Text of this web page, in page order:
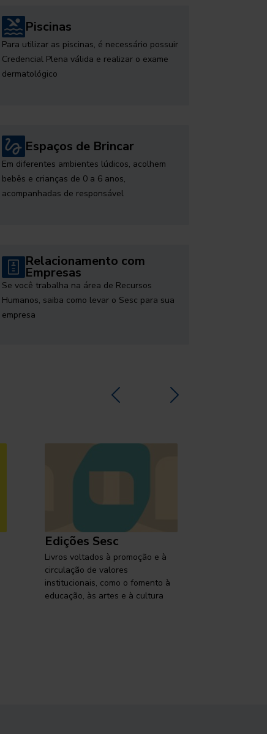
Piscinas
Para utilizar as piscinas, é necessário possuir
Credencial Plena válida e realizar o exame
dermatológico
Espaços de Brincar
Em diferentes ambientes lúdicos, acolhem
bebês e crianças de 0 a 6 anos,
acompanhadas de responsável
Relacionamento com
Empresas
Se você trabalha na área de Recursos
Humanos, saiba como levar o Sesc para sua
empresa
Edições Sesc
Livros voltados à promoção e à
circulação de valores
institucionais, como o fomento à
educação, às artes e à cultura